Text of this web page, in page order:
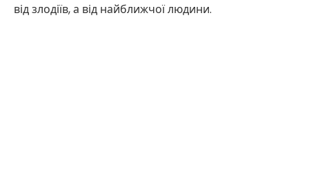
від злодіїв, а від найближчої людини.